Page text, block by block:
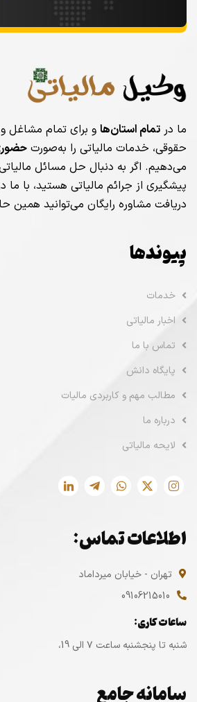
ما در تمام استان‌ها و برای تمام
حقوقی، خدمات مالیاتی را به‌صورت
می‌دهیم. اگر به دنبال حل مسائل
پیشگیری از جرائم مالیاتی هستید، با
دریافت مشاوره رایگان می‌توانید همین
پیوندها
خدمات
اخبار مالیاتی
تماس با ما
پایگاه دانش
مطالب مهم و کاربردی مالیات
درباره ما
لایحه مالیاتی
اطلاعات تماس:
تهران - خیابان میرداماد
09106215010
ساعات کاری:
شنبه تا پنجشنبه ساعت ۷ الی 19،
سامانه جامع